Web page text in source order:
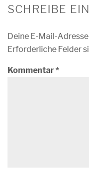
SCHREIBE
Deine E-Mail-
Erforderliche Felder
Kommentar*